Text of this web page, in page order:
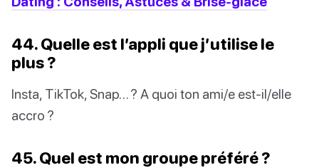
44. Quelle est l’appli que j’utilise le
plus ?
Insta, TikTok, Snap… ? A quoi ton ami/e est-il/elle
accro ?
45. Quel est mon groupe préféré ?